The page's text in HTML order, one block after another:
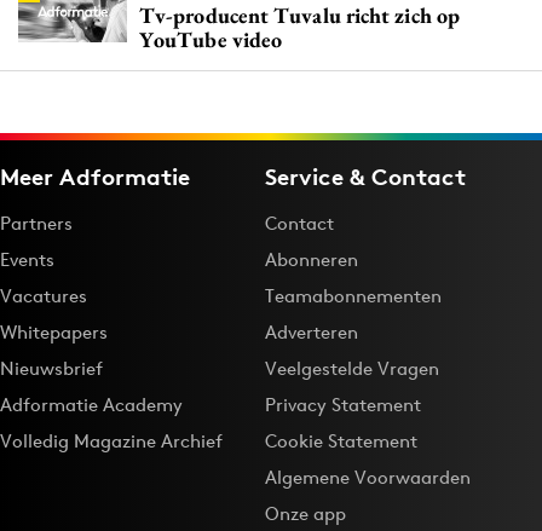
Tv-producent Tuvalu richt zich op
YouTube video
Meer Adformatie
Partners
Events
Vacatures
Whitepapers
Nieuwsbrief
Adformatie Academy
Volledig Magazine Archief
Service & Contact
Contact
Abonneren
Teamabonnementen
Adverteren
Veelgestelde Vragen
Privacy Statement
Cookie Statement
Algemene Voorwaarden
Onze app